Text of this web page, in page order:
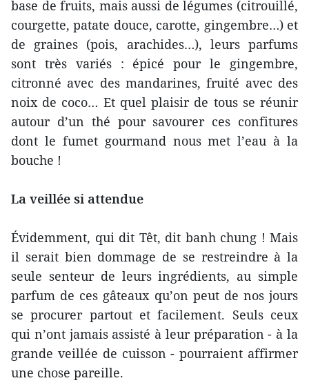
base de fruits, mais aussi de légumes (citrouillé,
courgette, patate douce, carotte, gingembre…) et
de graines (pois, arachides…), leurs parfums
sont très variés : épicé pour le gingembre,
citronné avec des mandarines, fruité avec des
noix de coco… Et quel plaisir de tous se réunir
autour d’un thé pour savourer ces confitures
dont le fumet gourmand nous met l’eau à la
bouche !
La veillée si attendue
Évidemment, qui dit Têt, dit banh chung ! Mais
il serait bien dommage de se restreindre à la
seule senteur de leurs ingrédients, au simple
parfum de ces gâteaux qu’on peut de nos jours
se procurer partout et facilement. Seuls ceux
qui n’ont jamais assisté à leur préparation - à la
grande veillée de cuisson - pourraient affirmer
une chose pareille.